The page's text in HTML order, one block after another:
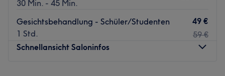
30 Min. - 45 Min.
Gesichtsbehandlung - Schüler/Studenten
1 Std.
49 €
59 €
Schnellansicht Saloninfos